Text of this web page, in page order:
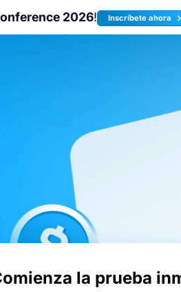
2026! Inscríbete ahora
la prueba